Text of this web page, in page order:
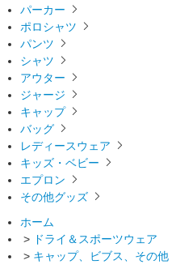
パーカー
ポロシャツ
パンツ
シャツ
アウター
ジャージ
キャップ
バッグ
レディースウェア
キッズ・ベビー
エプロン
その他グッズ
ホーム
> ドライ＆スポーツウェア
> キャップ、ビブス、その他